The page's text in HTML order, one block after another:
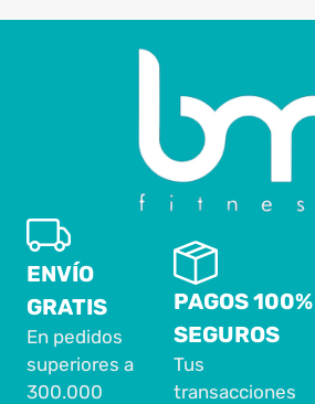
ENVÍO
GRATIS
En pedidos
superiores a
300.000
PAGOS 100%
SEGUROS
Tus
transacciones